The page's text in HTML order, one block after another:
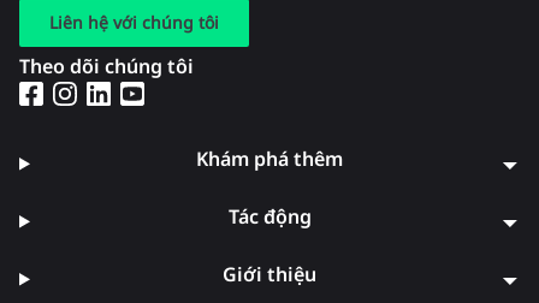
Liên hệ với chúng tôi
Theo dõi chúng tôi
Khám phá thêm
Tác động
Giới thiệu